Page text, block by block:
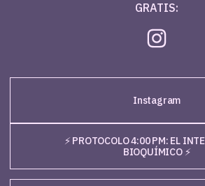
GRATIS:
Instagram
⚡ PROTOCOLO 4:00 PM: EL
BIOQUÍMICO ⚡